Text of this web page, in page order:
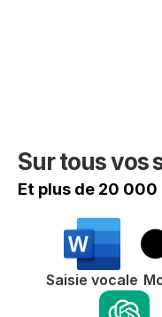
Sur tous vos
Saisie vocale
Et plus de 20